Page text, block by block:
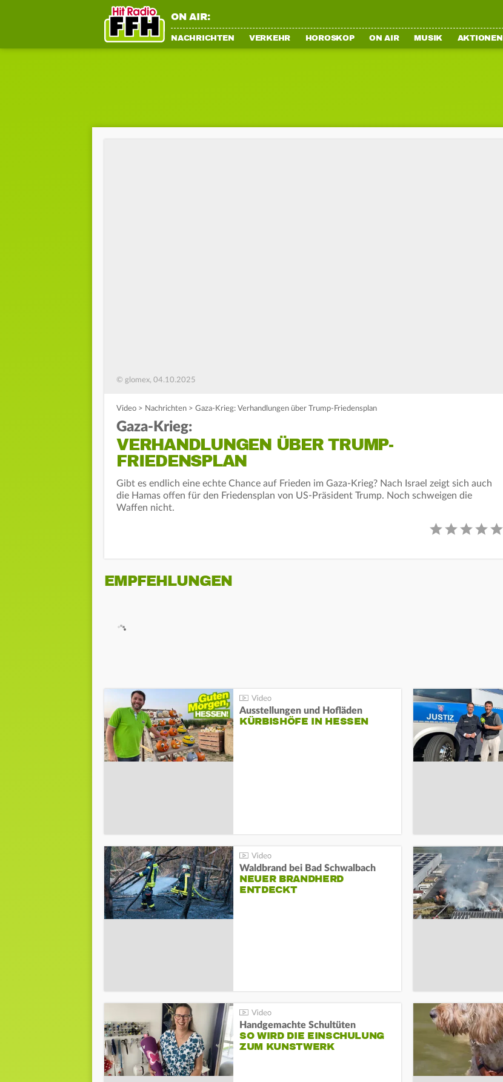
ON AIR:
NACHRICHTEN VERKEHR HOROSKOP ON AIR MUSIK AKTIONEN
© glomex, 04.10.2025
Video > Nachrichten > Gaza-Krieg: Verhandlungen über Trump-Friedensplan
Gaza-Krieg:
VERHANDLUNGEN ÜBER TRUMP-
FRIEDENSPLAN
Gibt es endlich eine echte Chance auf Frieden im Gaza-Krieg? Nach Israel zeigt sich auch
die Hamas offen für den Friedensplan von US-Präsident Trump. Noch schweigen die
Waffen nicht.
EMPFEHLUNGEN
Ausstellungen und Hofläden
KÜRBISHÖFE IN HESSEN
Waldbrand bei Bad Schwalbach
NEUER BRANDHERD
ENTDECKT
Handgemachte Schultüten
SO WIRD DIE EINSCHULUNG
ZUM KUNSTWERK